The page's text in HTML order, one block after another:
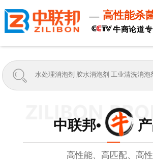
高性能杀
牛商论道
中联邦• 产
高性能、高匹配、高